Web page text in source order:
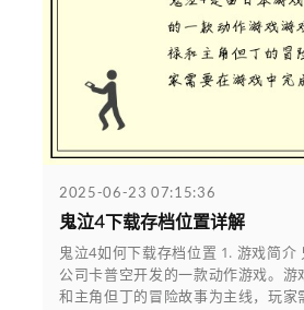
2025-06-23 07:15:36
鬼泣4下载存档位置详解
鬼泣4如何下载存档位置 1. 游戏简介
公司卡普空开发的一款动作游戏。游
和主角但丁的冒险故事为主线，玩家